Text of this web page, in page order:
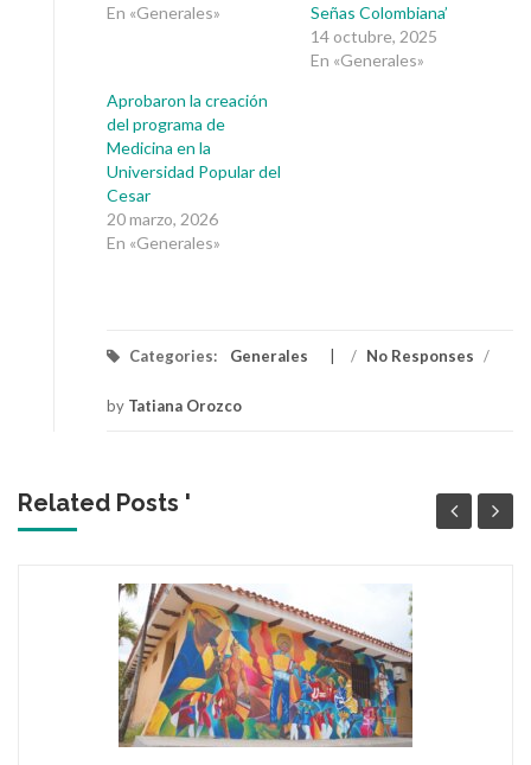
En «Generales»
Señas Colombiana’
14 octubre, 2025
En «Generales»
Aprobaron la creación
del programa de
Medicina en la
Universidad Popular del
Cesar
20 marzo, 2026
En «Generales»
Categories: Generales / No Responses /
by Tatiana Orozco
Related Posts '